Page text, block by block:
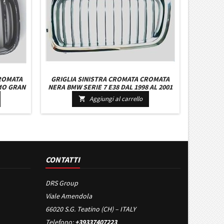
GRAN
GRIGLIA SINISTRA CROMATA CROMATA
NERA BMW SERIE 7 E38 DAL 1998 AL 2001
 Aggiungi al carrello
CONTATTI
DRS Group
Viale Amendola
66020 S.G. Teatino (CH) – ITALY
Telefono:+39337407223